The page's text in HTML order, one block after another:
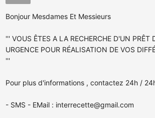
Bonjour Mesdames Et Messieurs
''' VOUS ÊTES A LA RECHERCHE D'UN PRÊT
URGENCE POUR RÉALISATION DE VOS
'''
Pour plus d'informations , contactez 24h /
- SMS - EMail : interrecette@gmail.com